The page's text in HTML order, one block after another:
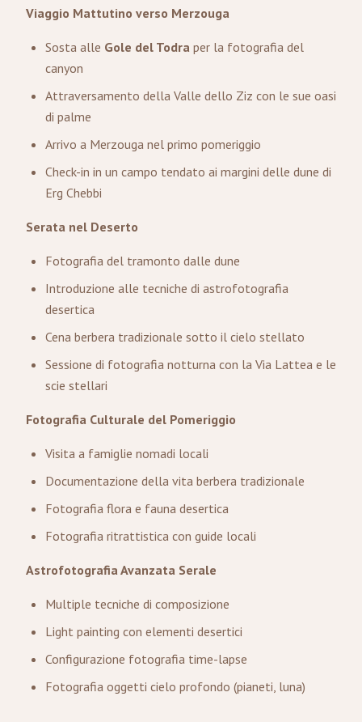
Viaggio Mattutino verso Merzouga
Sosta alle Gole del Todra per la fotografia del
canyon
Attraversamento della Valle dello Ziz con le sue oasi
di palme
Arrivo a Merzouga nel primo pomeriggio
Check-in in un campo tendato ai margini delle dune di
Erg Chebbi
Serata nel Deserto
Fotografia del tramonto dalle dune
Introduzione alle tecniche di astrofotografia
desertica
Cena berbera tradizionale sotto il cielo stellato
Sessione di fotografia notturna con la Via Lattea e le
scie stellari
Fotografia Culturale del Pomeriggio
Visita a famiglie nomadi locali
Documentazione della vita berbera tradizionale
Fotografia flora e fauna desertica
Fotografia ritrattistica con guide locali
Astrofotografia Avanzata Serale
Multiple tecniche di composizione
Light painting con elementi desertici
Configurazione fotografia time-lapse
Fotografia oggetti cielo profondo (pianeti, luna)